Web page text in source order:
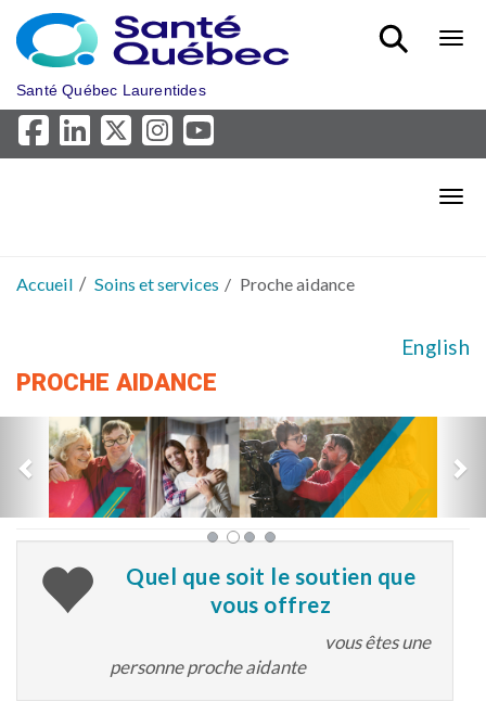
Aller au menu principal
Santé Québec Laurentides
Accueil Soins et services Proche aidance
English
PROCHE AIDANCE
Quel que soit le soutien que
vous offrez
vous êtes une
personne proche aidante